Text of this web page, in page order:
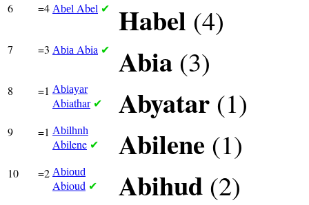
6 =4 Abel Abel ✔ Habel (4)
7 =3 Abia Abia ✔ Abia (3)
8 =1 Abiayar
Abiathar ✔ Abyatar (1)
9 =1 Abilhnh
Abilene ✔ Abilene (1)
10 =2 Abioud
Abioud ✔ Abihud (2)